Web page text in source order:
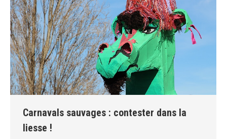
Carnavals sauvages : contester dans la
liesse !